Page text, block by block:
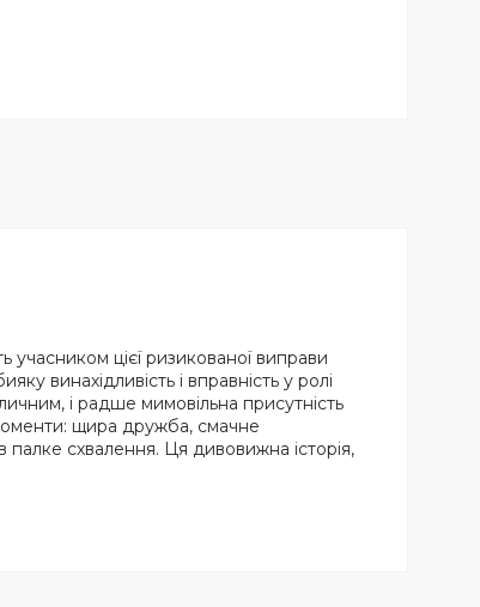
учасником цієї ризикованої виправи
винахідливість і вправність у ролі
і радше мимовільна присутність
щира дружба, смачне
палке схвалення. Ця дивовижна історія,